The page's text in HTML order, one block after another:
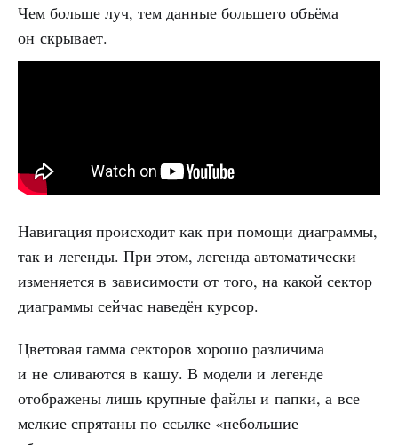
Чем больше луч, тем данные большего объёма
он скрывает.
Навигация происходит как при помощи диаграммы,
так и легенды. При этом, легенда автоматически
изменяется в зависимости от того, на какой сектор
диаграммы сейчас наведён курсор.
Цветовая гамма секторов хорошо различима
и не сливаются в кашу. В модели и легенде
отображены лишь крупные файлы и папки, а все
мелкие спрятаны по ссылке «небольшие